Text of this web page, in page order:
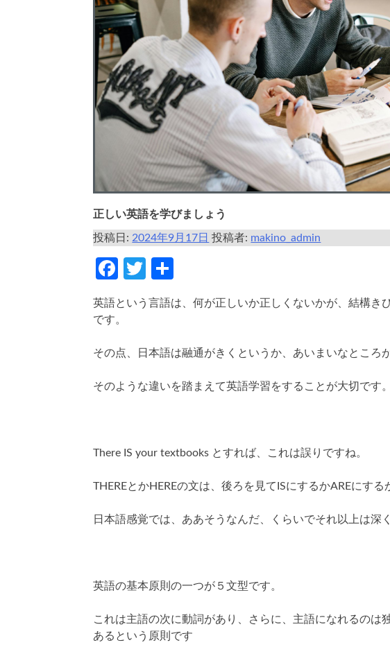
正しい英語を学びましょう
投稿日:2024年9月17日 投稿者: makino_admin
Facebook
Twitter
英語という言語は、何が正しいか正しくないかが、結構き
です。
その点、日本語は融通がきくというか、あいまいなところ
そのような違いを踏まえて英語学習をすることが大切です。
There IS your textbooks とすれば、これは誤りですね。
THEREとかHEREの文は、後ろを見てISにするかAREにする
日本語感覚では、ああそうなんだ、くらいでそれ以上は深
英語の基本原則の一つが５文型です。
これは主語の次に動詞があり、さらに、主語になれるのは
あるという原則です